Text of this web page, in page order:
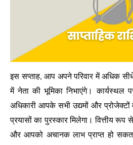
इस सप्ताह, आप अपने परिवार में अधिक
में नेता की भूमिका निभाएंगे। कार्यस्थल
अधिकारी आपके सभी उद्यमों और
प्रयासों का पुरस्कार मिलेगा। वित्तीय रूप
और आपको अचानक लाभ प्राप्त हो सकता